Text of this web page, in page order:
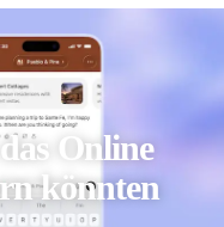
Online
könnten